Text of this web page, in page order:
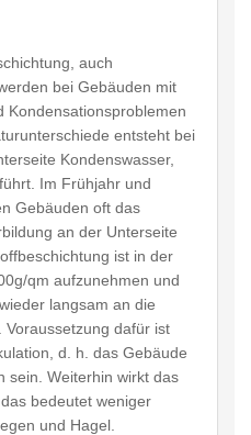
auch
bei Gebäuden mit
Kondensationsproblemen
entsteht bei
Kondenswasser,
Im Frühjahr und
Gebäuden oft das
an der Unterseite
ist in der
qm aufzunehmen und
langsam an die
dafür ist
d. h. das Gebäude
sein. Weiterhin wirkt das
bedeutet weniger
und Hagel.